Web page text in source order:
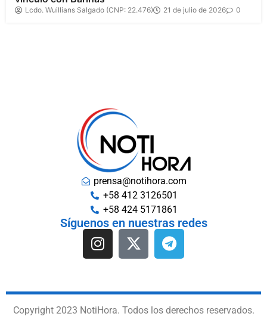
Lcdo. Wuillians Salgado (CNP: 22.476) 21 de julio de 2026 0
prensa@notihora.com
+58 412 3126501
+58 424 5171861
Síguenos en nuestras redes
Copyright 2023 NotiHora. Todos los derechos reservados.